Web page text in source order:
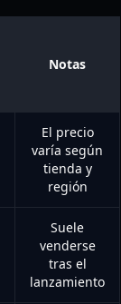
Notas
El precio
varía según
tienda y
región
Suele
venderse
tras el
lanzamiento